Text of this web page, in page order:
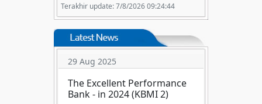
Terakhir update: 7/8/2026 09:24:44
29 Aug 2025
The Excellent Performance
Bank - in 2024 (KBMI 2)